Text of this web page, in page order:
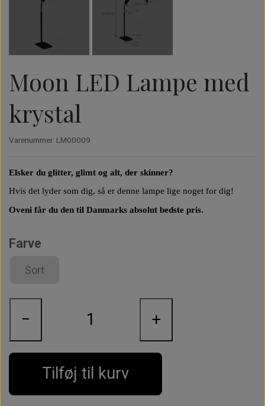
Perfect Promade XS - 30 rækker - 5D
Perfect Promade XS - 30 rækker - 6D
Perfect Promade XS - 30 rækker - 8D
Perfect Promade XL - 20 rækker - 5D
Perfect Promade XL - 20 rækker - 6D
Perfect Promade XL - 20 rækker - 8D
Perfect Promade XL - 20 rækker - 10D
Trænings Udstyr
Moon LED Lampe med
krystal
Varenummer: LM00009
Elsker du glitter, glimt og alt, der skinner?
Hvis det lyder som dig, så er denne lampe lige noget for dig!
Oveni får du den til Danmarks absolut bedste pris.
Farve
Sort
− +
Tilføj til kurv